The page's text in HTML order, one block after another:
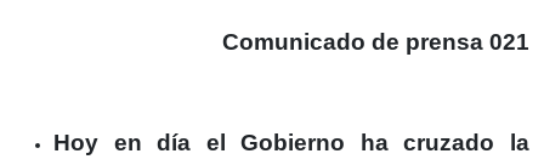
Comunicado de prensa 021
Hoy en día el Gobierno ha cruzado la